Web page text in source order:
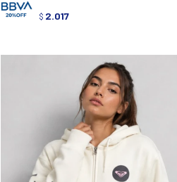
$ 2.017